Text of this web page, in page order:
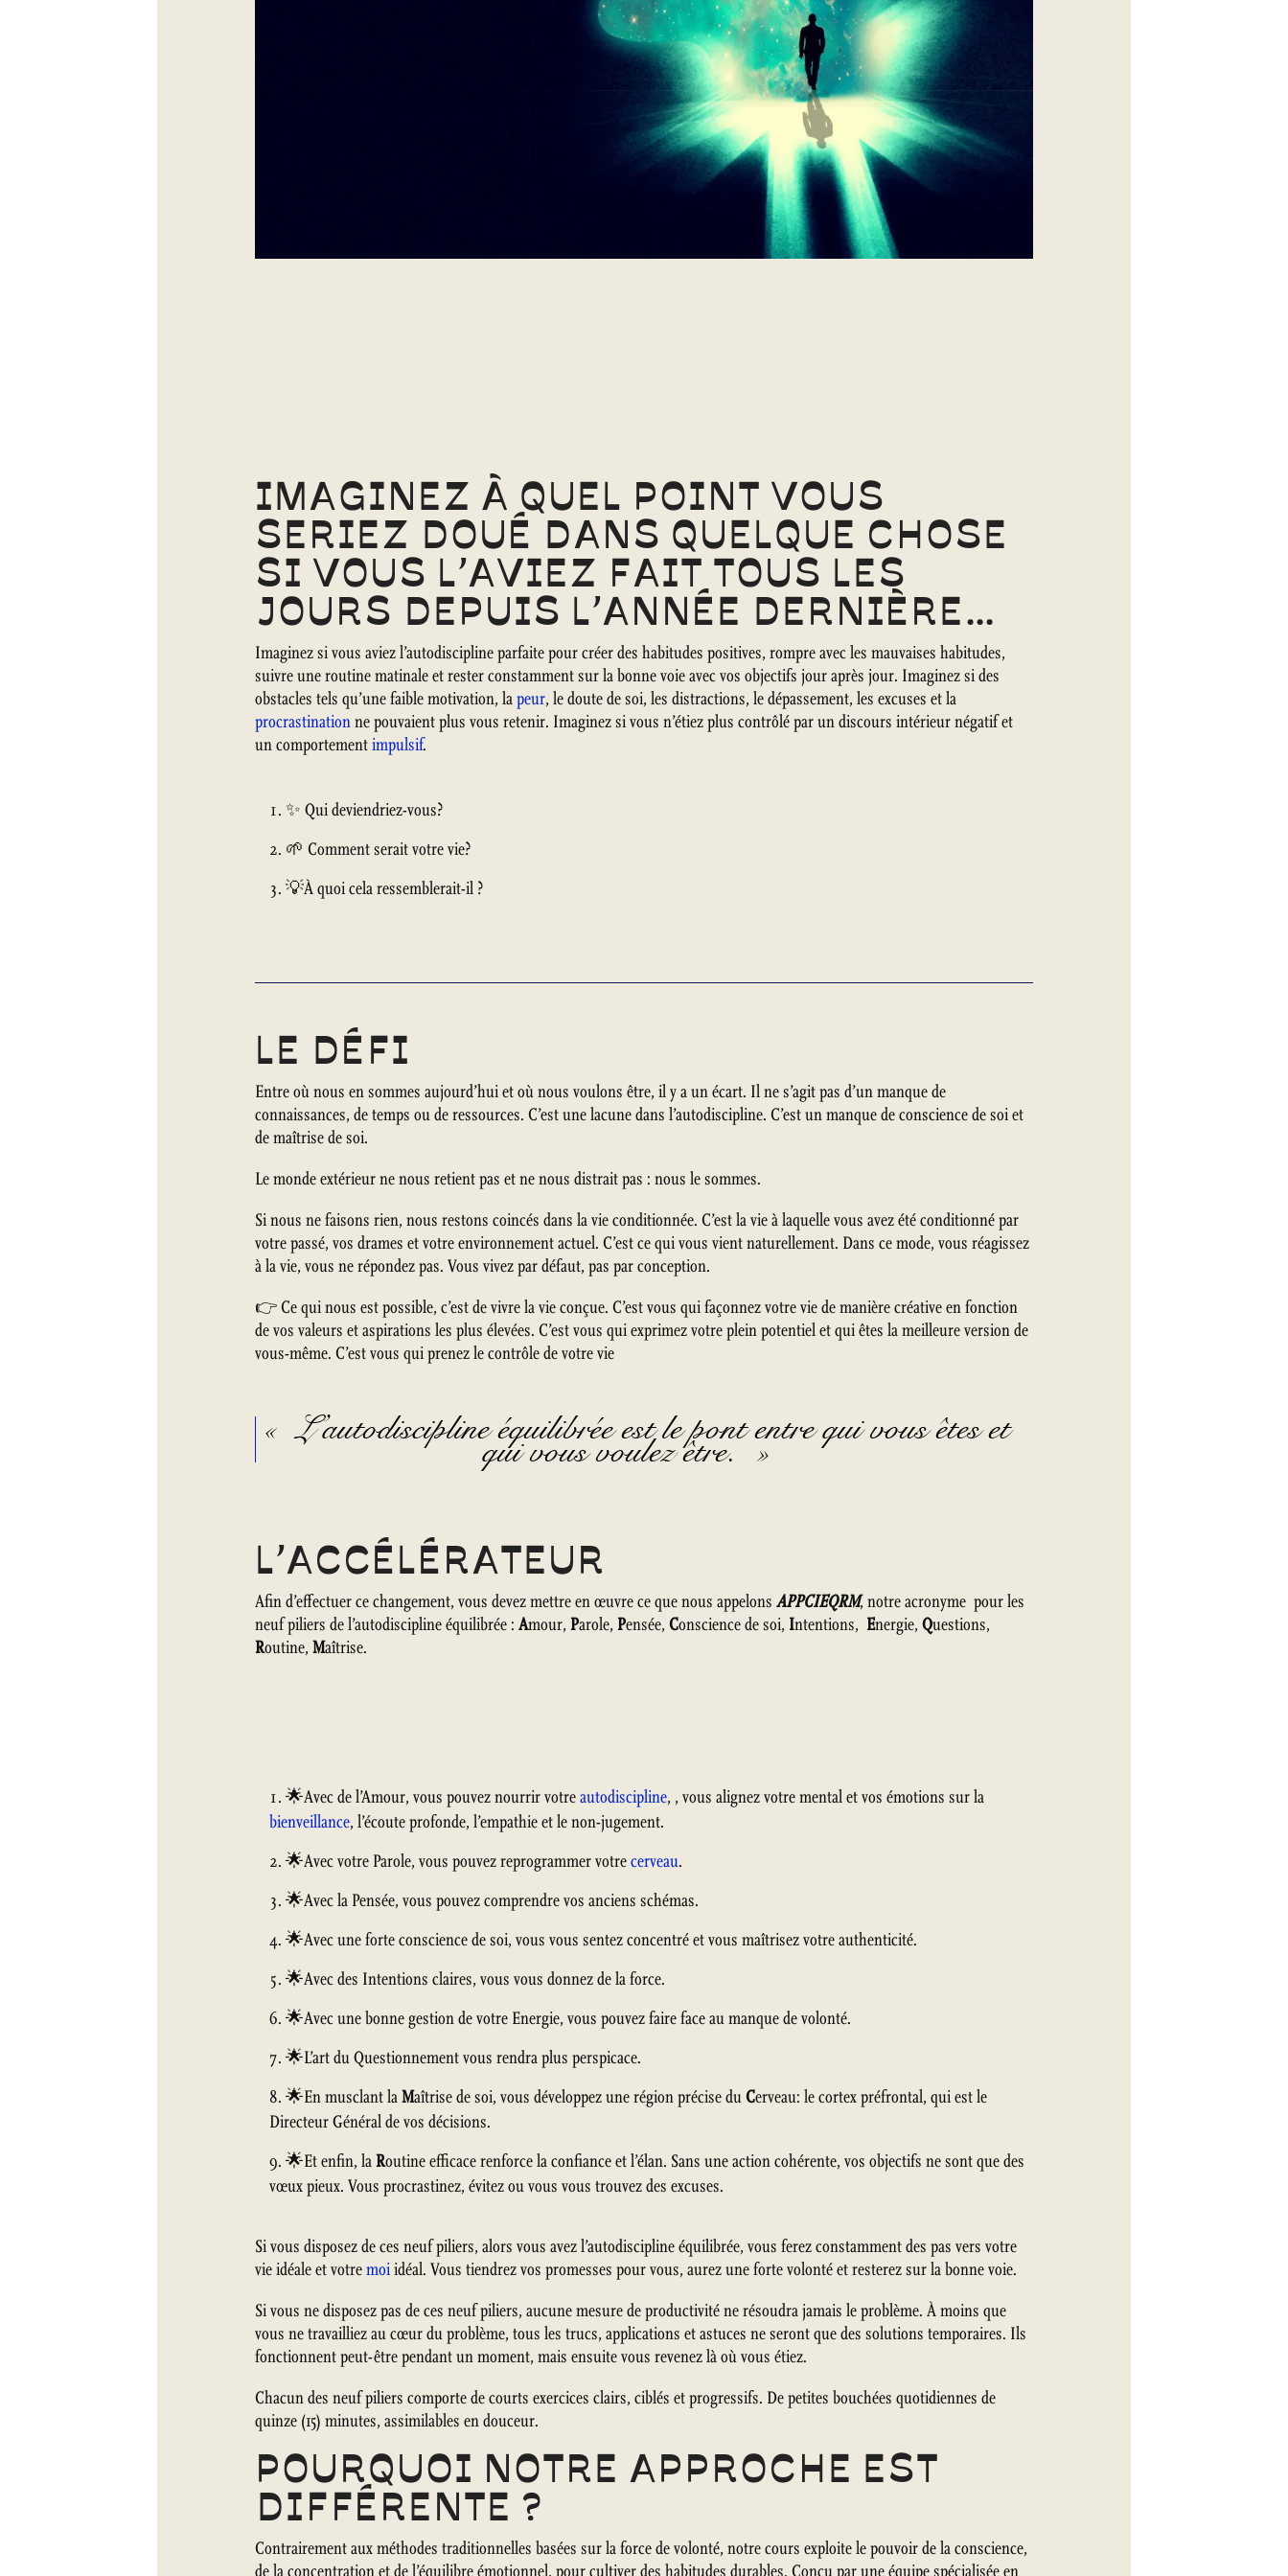
IMAGINEZ À QUEL POINT VOUS
SERIEZ DOUÉ DANS QUELQUE CHOSE
SI VOUS L’AVIEZ FAIT TOUS LES
JOURS DEPUIS L’ANNÉE DERNIÈRE…
Imaginez si vous aviez l’autodiscipline parfaite pour créer des habitudes positives, rompre avec les mauvaises habitudes,
suivre une routine matinale et rester constamment sur la bonne voie avec vos objectifs jour après jour. Imaginez si des
obstacles tels qu’une faible motivation, lapeur, le doute de soi, les distractions, le dépassement, les excuses et la
procrastinationne pouvaient plus vous retenir. Imaginez si vous n’étiez plus contrôlé par un discours intérieur négatif et
un comportementimpulsif.
✨ Qui deviendriez-vous?
🌱 Comment serait votre vie?
💡À quoi cela ressemblerait-il ?
LE DÉFI
Entre où nous en sommes aujourd’hui et où nous voulons être, il y a un écart. Il ne s’agit pas d’un manque de
connaissances, de temps ou de ressources. C’est une lacune dans l’autodiscipline. C’est un manque de conscience de soi et
de maîtrise de soi.
Le monde extérieur ne nous retient pas et ne nous distrait pas : nous le sommes.
Si nous ne faisons rien, nous restons coincés dans la vie conditionnée. C’est la vie à laquelle vous avez été conditionné par
votre passé, vos drames et votre environnement actuel. C’est ce qui vous vient naturellement. Dans ce mode, vous réagissez
à la vie, vous ne répondez pas. Vous vivez par défaut, pas par conception.
👉 Ce qui nous est possible, c’est de vivre la vie conçue. C’est vous qui façonnez votre vie de manière créative en fonction
de vos valeurs et aspirations les plus élevées. C’est vous qui exprimez votre plein potentiel et qui êtes la meilleure version de
vous-même. C’est vous qui prenez le contrôle de votre vie
« L’autodiscipline équilibrée est le pont entre qui vous êtes et
qui vous voulez être. »
L’ACCÉLÉRATEUR
Afin d’effectuer ce changement, vous devez mettre en œuvre ce que nous appelons APPCIEQRM, notre acronyme pour les
neuf piliers de l’autodiscipline équilibrée : Amour, Parole, Pensée, Conscience de soi, Intentions, Energie, Questions,
Routine, Maîtrise.
🌟Avec de l’Amour, vous pouvez nourrir votreautodiscipline, , vous alignez votre mental et vos émotions sur la
bienveillance, l’écoute profonde, l’empathie et le non-jugement.
🌟Avec votre Parole, vous pouvez reprogrammer votrecerveau.
🌟Avec la Pensée, vous pouvez comprendre vos anciens schémas.
🌟Avec une forte conscience de soi, vous vous sentez concentré et vous maîtrisez votre authenticité.
🌟Avec des Intentions claires, vous vous donnez de la force.
🌟Avec une bonne gestion de votre Energie, vous pouvez faire face au manque de volonté.
🌟L’art du Questionnement vous rendra plus perspicace.
🌟En musclant laMaîtrise de soi, vous développez une région précise duCerveau: le cortex préfrontal, qui est le
Directeur Général de vos décisions.
🌟Et enfin, laRoutine efficace renforce la confiance et l’élan. Sans une action cohérente, vos objectifs ne sont que des
vœux pieux. Vous procrastinez, évitez ou vous vous trouvez des excuses.
Si vous disposez de ces neuf piliers, alors vous avez l’autodiscipline équilibrée, vous ferez constamment des pas vers votre
vie idéale et votremoiidéal. Vous tiendrez vos promesses pour vous, aurez une forte volonté et resterez sur la bonne voie.
Si vous ne disposez pas de ces neuf piliers, aucune mesure de productivité ne résoudra jamais le problème. À moins que
vous ne travailliez au cœur du problème, tous les trucs, applications et astuces ne seront que des solutions temporaires. Ils
fonctionnent peut-être pendant un moment, mais ensuite vous revenez là où vous étiez.
Chacun des neuf piliers comporte de courts exercices clairs, ciblés et progressifs. De petites bouchées quotidiennes de
quinze (15) minutes, assimilables en douceur.
POURQUOI NOTRE APPROCHE EST
DIFFÉRENTE ?
Contrairement aux méthodes traditionnelles basées sur la force de volonté, notre cours exploite le pouvoir de la conscience,
de la concentration et de l’équilibre émotionnel, pour cultiver des habitudes durables. Conçu par une équipe spécialisée en